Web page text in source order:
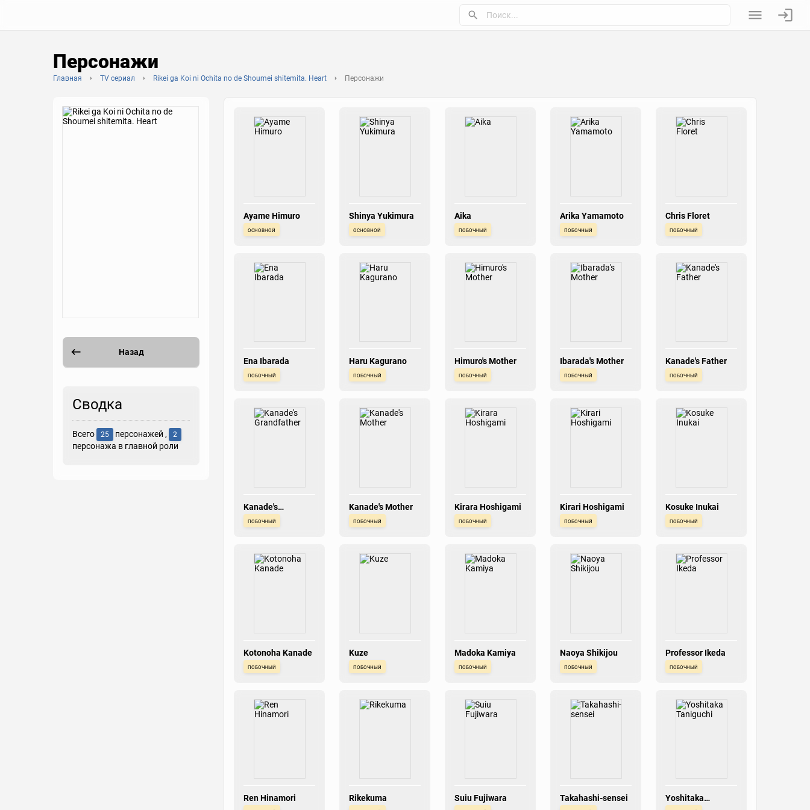
Персонажи
Главная TV сериал Rikei ga Koi ni Ochita no de Shoumei shitemita. Heart Персонажи
Назад
Сводка
Всего 25 персонажей , 2
персонажа в главной роли
Ayame Himuro
основной
Shinya Yukimura
основной
Aika
побочный
Arika Yamamoto
побочный
Chris Floret
побочный
Ena Ibarada
побочный
Haru Kagurano
побочный
Himuro's Mother
побочный
Ibarada's Mother
побочный
Kanade's Father
побочный
Kanade's
Grandfather
побочный
Kanade's Mother
побочный
Kirara Hoshigami
побочный
Kirari Hoshigami
побочный
Kosuke Inukai
побочный
Kotonoha Kanade
побочный
Kuze
побочный
Madoka Kamiya
побочный
Naoya Shikijou
побочный
Professor Ikeda
побочный
Ren Hinamori Rikekuma Suiu Fujiwara Takahashi-sensei
Yoshitaka
Taniguchi